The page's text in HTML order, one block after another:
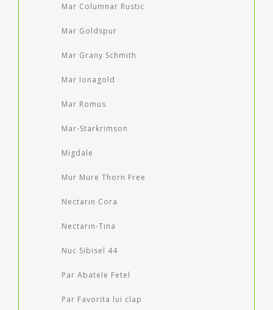
Mar Columnar Rustic
Mar Goldspur
Mar Grany Schmith
Mar Ionagold
Mar Romus
Mar-Starkrimson
Migdale
Mur Mure Thorn Free
Nectarin Cora
Nectarin-Tina
Nuc Sibisel 44
Par Abatele Fetel
Par Favorita lui clap